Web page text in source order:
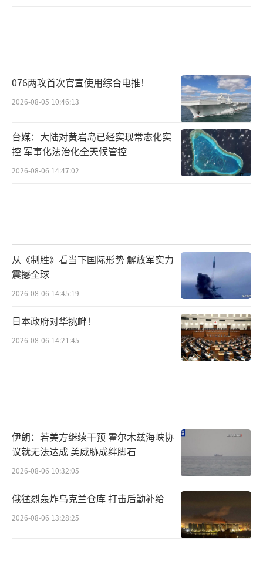
076两攻首次官宣使用综合电推！
2026-08-05 10:46:13
台媒：大陆对黄岩岛已经实现常态化实
控 军事化法治化全天候管控
2026-08-06 14:47:02
从《制胜》看当下国际形势 解放军实力
震撼全球
2026-08-06 14:45:19
日本政府对华挑衅！
2026-08-06 14:21:45
伊朗：若美方继续干预 霍尔木兹海峡协
议就无法达成 美威胁成绊脚石
2026-08-06 10:32:05
俄猛烈轰炸乌克兰仓库 打击后勤补给
2026-08-06 13:28:25